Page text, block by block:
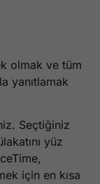
olmak ve tüm
yanıtlamak
Seçtiğiniz
yüz
için en kısa